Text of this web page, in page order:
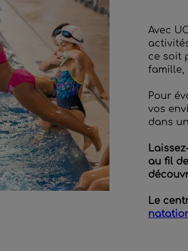
Avec
ce soit
famille,
Pour
vos
dans
au fil
Le